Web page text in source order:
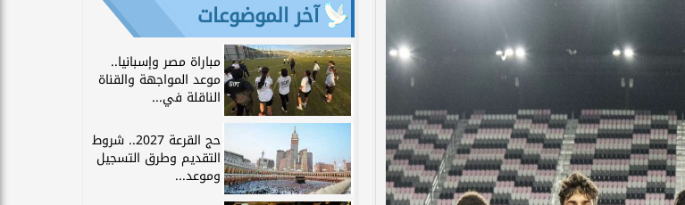
آخر الموضوعات
مباراة مصر وإسبانيا..
موعد المواجهة والقناة
الناقلة في...
حج القرعة 2027.. شروط
التقديم وطرق التسجيل
وموعد...